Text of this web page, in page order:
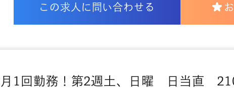
この求人に問い合わせる
1回勤務！第2週土、日曜 日当直